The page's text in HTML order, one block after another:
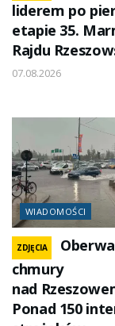
liderem po
etapie 35.
Rajdu
07.08.2026
WIADOMOŚCI
ZDJĘCIA
chmury
nad
Ponad 150